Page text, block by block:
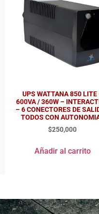
UPS WATTANA 850 LITE
600VA / 360W –
– 6 CONECTORES DE
TODOS CON
$250,000
Añadir al carrito